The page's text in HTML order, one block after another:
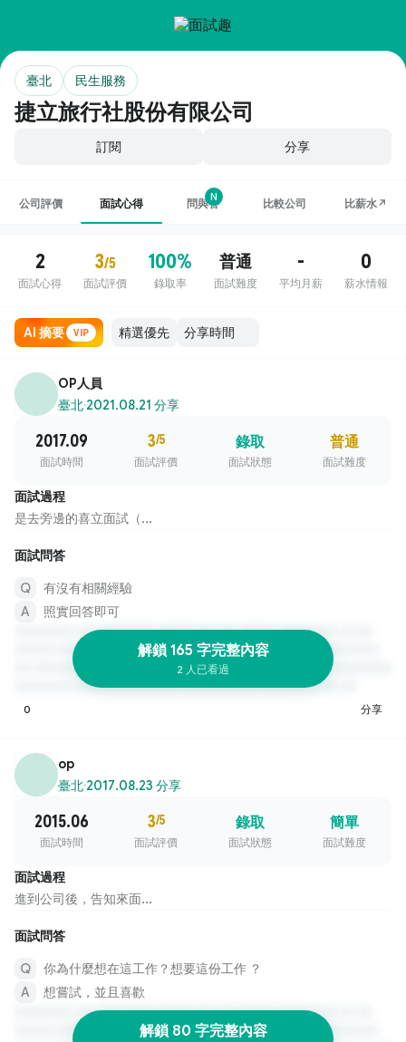
捷立旅行社股份有限公司
臺北 民生服務
訂閱 分享
公司評價 面試心得 問與答
N
比較公司 比薪水↗
2
面試心得
3/5
面試評價
100%
錄取率
普通
面試難度
-
平均月薪
0
薪水情報
AI 摘要 VIP
OP人員
臺北·2021.08.21 分享
2017.09
面試時間
3/5
面試評價
錄取
面試狀態
普通
面試難度
面試過程
是去旁邊的喜立面試（...
面試問答
有沒有相關經驗
照實回答即可
解鎖 165 字完整內容
2 人已看過
0 分享
op
臺北·2017.08.23 分享
2015.06
面試時間
3/5
面試評價
錄取
面試狀態
簡單
面試難度
面試過程
進到公司後，告知來面...
面試問答
你為什麼想在這工作？想要這份工作 ？
想嘗試，並且喜歡
解鎖 80 字完整內容